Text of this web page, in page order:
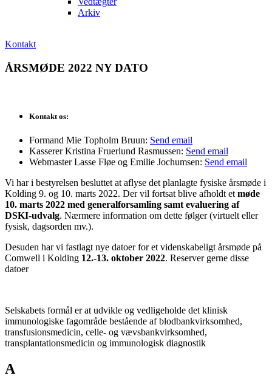
Arkiv
Kontakt
ÅRSMØDE 2022 NY DATO
Kontakt os:
Formand Mie Topholm Bruun: Send email
Kasserer Kristina Fruerlund Rasmussen: Send email
Webmaster Lasse Fløe og Emilie Jochumsen: Send email
Vi har i bestyrelsen besluttet at aflyse det planlagte fysiske årsmøde i
Kolding 9. og 10. marts 2022. Der vil fortsat blive afholdt et møde
10. marts 2022 med generalforsamling samt evaluering af
DSKI-udvalg. Nærmere information om dette følger (virtuelt eller
fysisk, dagsorden mv.).
Desuden har vi fastlagt nye datoer for et videnskabeligt årsmøde på
Comwell i Kolding 12.-13. oktober 2022. Reserver gerne disse
datoer
Selskabets formål er at udvikle og vedligeholde det klinisk
immunologiske fagområde bestående af blodbankvirksomhed,
transfusionsmedicin, celle- og vævsbankvirksomhed,
transplantationsmedicin og immunologisk diagnostik
A